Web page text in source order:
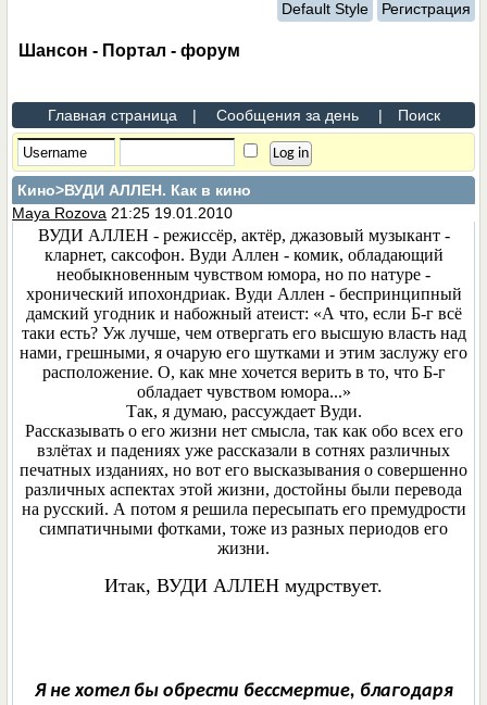
Default Style Регистрация
Шансон - Портал - форум
Главная страница | Сообщения за день | Поиск
Кино>ВУДИ АЛЛЕН. Как в кино
Maya Rozova 21:25 19.01.2010
ВУДИ АЛЛЕН - режиссёр, актёр, джазовый музыкант -
кларнет, саксофон. Вуди Аллен - комик, обладающий
необыкновенным чувством юмора, но по натуре -
хронический ипохондриак. Вуди Аллен - беспринципный
дамский угодник и набожный атеист: «А что, если Б-г всё
таки есть? Уж лучше, чем отвергать его высшую власть над
нами, грешными, я очарую его шутками и этим заслужу его
расположение. О, как мне хочется верить в то, что Б-г
обладает чувством юмора...»
Так, я думаю, рассуждает Вуди.
Рассказывать о его жизни нет смысла, так как обо всех его
взлётах и падениях уже рассказали в сотнях различных
печатных изданиях, но вот его высказывания о совершенно
различных аспектах этой жизни, достойны были перевода
на русский. А потом я решила пересыпать его премудрости
симпатичными фотками, тоже из разных периодов его
жизни.
Итак, ВУДИ АЛЛЕН мудрствует.
Я не хотел бы обрести бессмертие, благодаря